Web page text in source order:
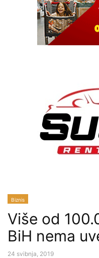
Biznis
Više od
BiH nema
24 svibnja, 2019